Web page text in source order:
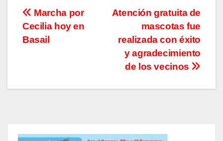
Navegación
de
Atención gratuita de
mascotas fue
realizada con éxito
y agradecimiento
de los vecinos
Marcha por
Cecilia hoy en
Basail